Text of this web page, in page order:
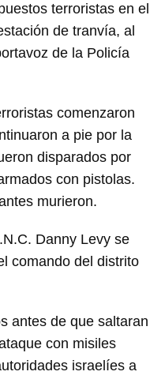
terroristas en el
de tranvía, al
de la Policía
comenzaron
a pie por la
disparados por
con pistolas.
murieron.
Danny Levy se
comando del distrito
antes de que saltaran
con misiles
israelíes a